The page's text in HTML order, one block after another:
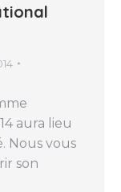
aura lieu
Nous vous
son